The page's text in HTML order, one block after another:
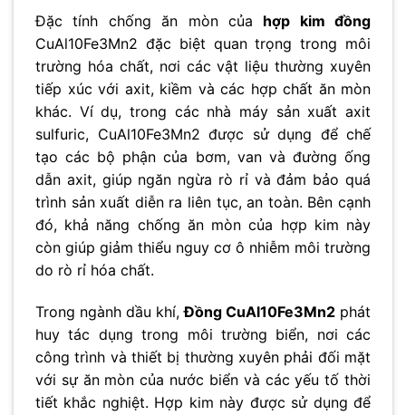
Đặc tính chống ăn mòn của hợp kim đồng
CuAl10Fe3Mn2 đặc biệt quan trọng trong môi
trường hóa chất, nơi các vật liệu thường xuyên
tiếp xúc với axit, kiềm và các hợp chất ăn mòn
khác. Ví dụ, trong các nhà máy sản xuất axit
sulfuric, CuAl10Fe3Mn2 được sử dụng để chế
tạo các bộ phận của bơm, van và đường ống
dẫn axit, giúp ngăn ngừa rò rỉ và đảm bảo quá
trình sản xuất diễn ra liên tục, an toàn. Bên cạnh
đó, khả năng chống ăn mòn của hợp kim này
còn giúp giảm thiểu nguy cơ ô nhiễm môi trường
do rò rỉ hóa chất.
Trong ngành dầu khí,Đồng CuAl10Fe3Mn2 phát
huy tác dụng trong môi trường biển, nơi các
công trình và thiết bị thường xuyên phải đối mặt
với sự ăn mòn của nước biển và các yếu tố thời
tiết khắc nghiệt. Hợp kim này được sử dụng để